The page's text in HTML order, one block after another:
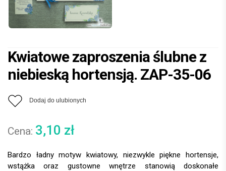
Kwiatowe zaproszenia ślubne z
niebieską hortensją. ZAP-35-06
Dodaj do ulubionych
3,10 zł
Bardzo ładny motyw kwiatowy, niezwykle piękne hortensje,
wstążka oraz gustowne wnętrze stanowią doskonałe